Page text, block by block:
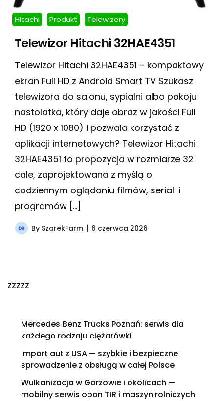
Hitachi Produkt Telewizory
Telewizor Hitachi 32HAE4351
Telewizor Hitachi 32HAE4351 – kompaktowy
ekran Full HD z Android Smart TV Szukasz
telewizora do salonu, sypialni albo pokoju
nastolatka, który daje obraz w jakości Full
HD (1920 x 1080) i pozwala korzystać z
aplikacji internetowych? Telewizor Hitachi
32HAE4351 to propozycja w rozmiarze 32
cale, zaprojektowana z myślą o
codziennym oglądaniu filmów, seriali i
programów […]
By SzarekFarm 6 czerwca 2026
zzzzz
Mercedes‑Benz Trucks Poznań: serwis dla
każdego rodzaju ciężarówki
Import aut z USA — szybkie i bezpieczne
sprowadzenie z obsługą w całej Polsce
Wulkanizacja w Gorzowie i okolicach —
mobilny serwis opon TIR i maszyn rolniczych